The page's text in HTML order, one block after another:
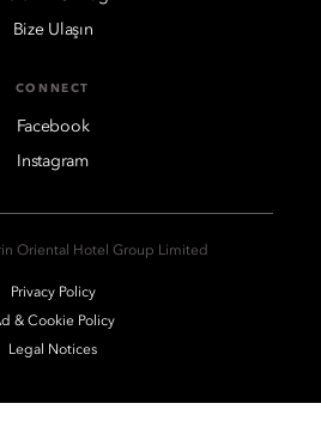
Bize Ulaşın
CONNECT
Facebook
Instagram
Oriental Hotel Group Limited
Privacy Policy
& Cookie Policy
Legal Notices